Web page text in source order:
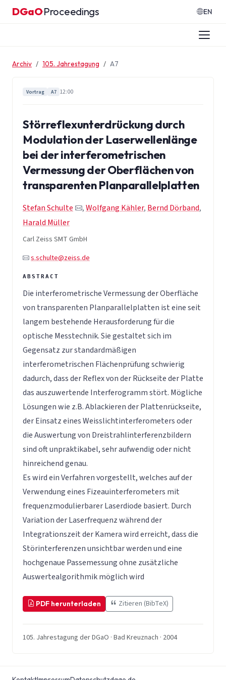
Zum Inhalt springen
DGaO·Proceedings EN
Archiv 105. Jahrestagung A7
Vortrag A7 12:00
Störreflexunterdrückung durch
Modulation der Laserwellenlänge
bei der interferometrischen
Vermessung der Oberflächen von
transparenten Planparallelplatten
Stefan Schulte ,Wolfgang Kähler, Bernd Dörband,
Harald Müller
Carl Zeiss SMT GmbH
s.schulte@zeiss.de
Die interferometrische Vermessung der Oberfläche
von transparenten Planparallelplatten ist eine seit
langem bestehende Herausforderung für die
optische Messtechnik. Sie gestaltet sich im
Gegensatz zur standardmäßigen
interferometrischen Flächenprüfung schwierig
dadurch, dass der Reflex von der Rückseite der Platte
das auszuwertende Interferogramm stört. Mögliche
Lösungen wie z.B. Ablackieren der Plattenrückseite,
der Einsatz eines Weisslichtinterferometers oder
die Auswertung von Dreistrahlinterferenzbildern
sind oft unpraktikabel, sehr aufwendig oder nicht
hinreichend genau.
Es wird ein Verfahren vorgestellt, welches auf der
Verwendung eines Fizeauinterferometers mit
frequenzmodulierbarer Laserdiode basiert. Durch
Variation der Laserfrequenz während der
Integrationszeit der Kamera wird erreicht, dass die
Störinterferenzen unsichtbar werden und eine
hochgenaue Passemessung ohne zusätzliche
Auswertealgorithmik möglich wird
PDF herunterladen Zitieren (BibTeX)
105. Jahrestagung der DGaO · Bad Kreuznach · 2004